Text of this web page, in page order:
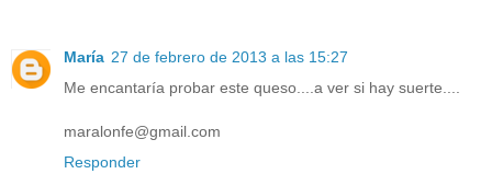
María 27 de febrero de 2013 a las 15:27
Me encantaría probar este queso....a ver si hay suerte....
maralonfe@gmail.com
Responder